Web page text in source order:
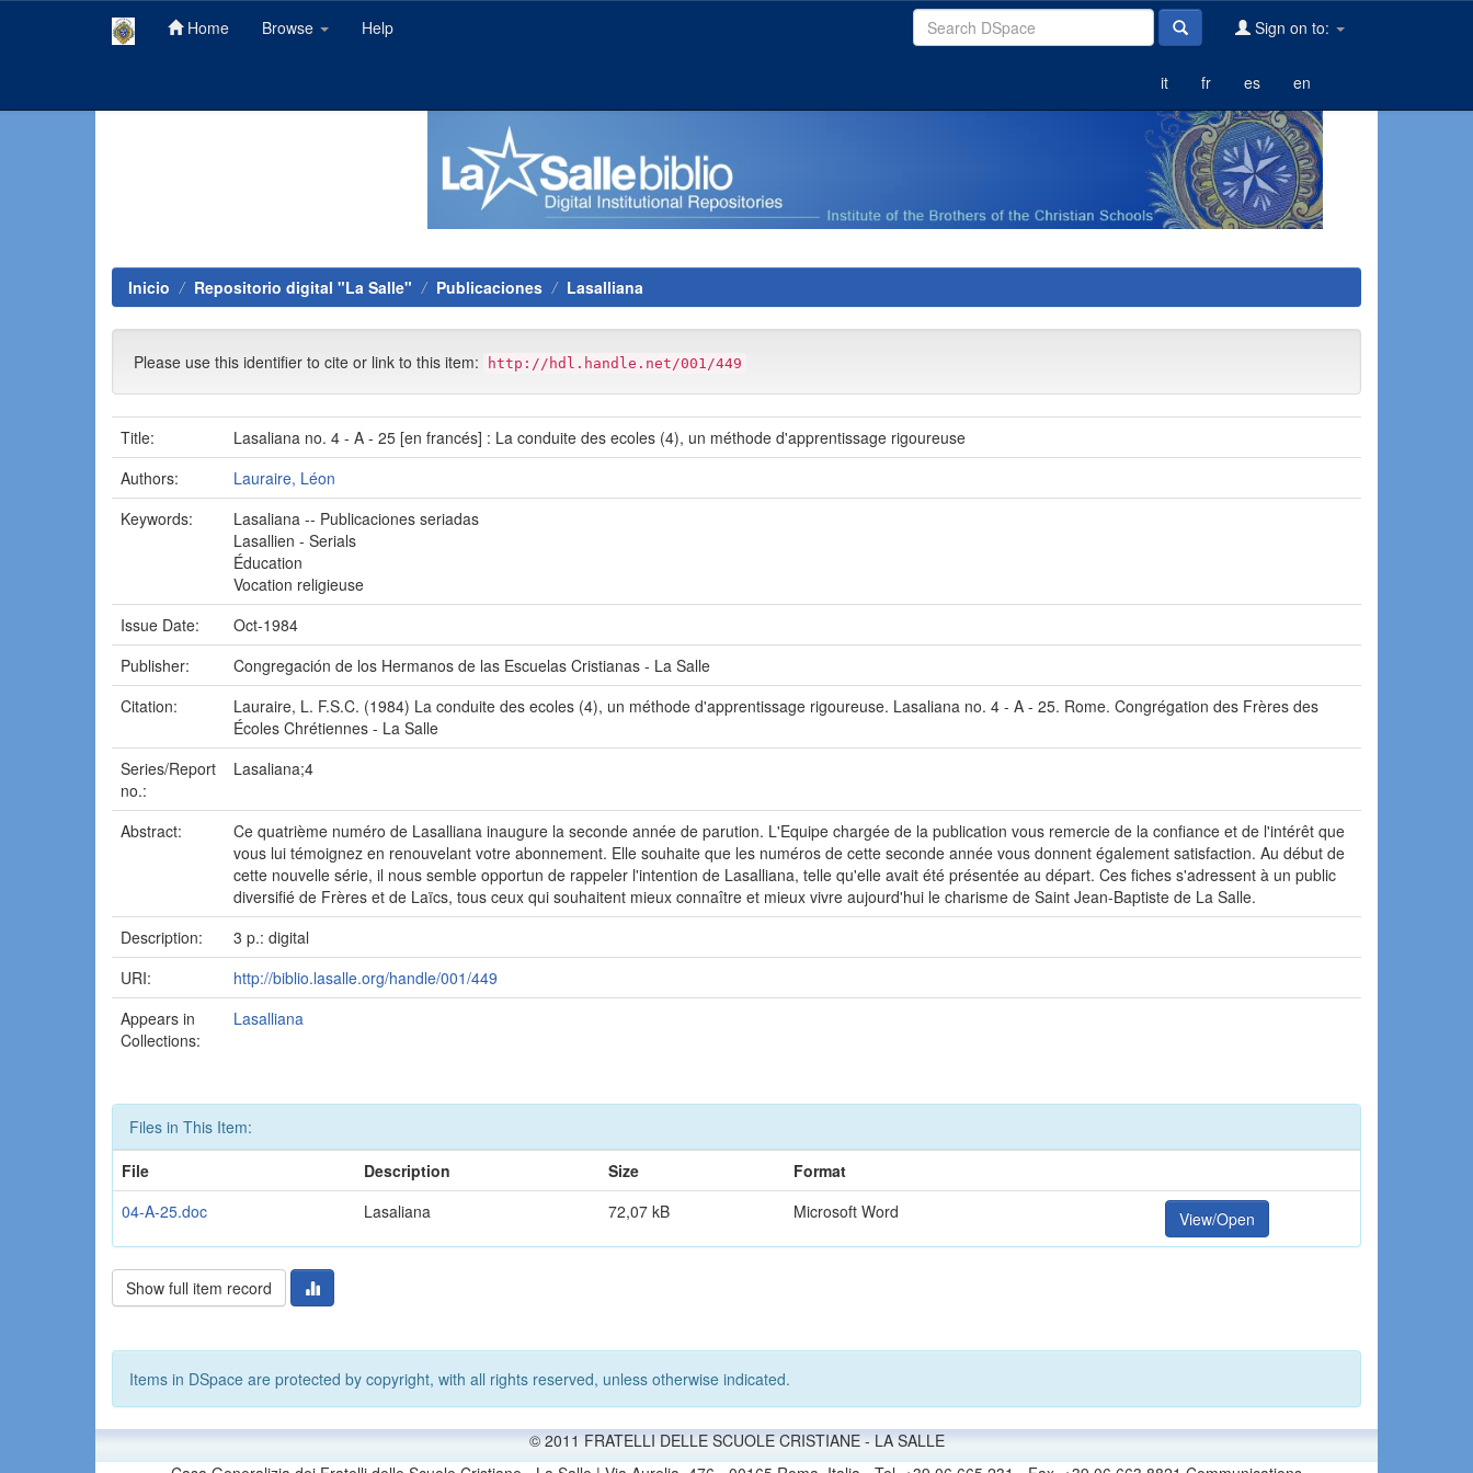
navigation
Home Browse Help Sign on to:
it fr es en
Inicio Repositorio digital "La Salle" Publicaciones Lasalliana
Please use this identifier to cite or link to this item: http://hdl.handle.net/001/449
Title:
Lasaliana no. 4 - A - 25 [en francés] : La conduite des ecoles (4), un méthode d'apprentissage rigoureuse
Authors:
Lauraire, Léon
Keywords:
Lasaliana -- Publicaciones seriadas
Lasallien - Serials
Éducation
Vocation religieuse
Issue Date:
Oct-1984
Publisher:
Congregación de los Hermanos de las Escuelas Cristianas - La Salle
Citation:
Lauraire, L. F.S.C. (1984) La conduite des ecoles (4), un méthode d'apprentissage rigoureuse. Lasaliana no. 4 - A - 25. Rome. Congrégation des Frères des
Écoles Chrétiennes - La Salle
Series/Report
no.:
Lasaliana;4
Abstract:
Ce quatrième numéro de Lasalliana inaugure la seconde année de parution. L'Equipe chargée de la publication vous remercie de la confiance et de l'intérêt que
vous lui témoignez en renouvelant votre abonnement. Elle souhaite que les numéros de cette seconde année vous donnent également satisfaction. Au début de
cette nouvelle série, il nous semble opportun de rappeler l'intention de Lasalliana, telle qu'elle avait été présentée au départ. Ces fiches s'adressent à un public
diversifié de Frères et de Laïcs, tous ceux qui souhaitent mieux connaître et mieux vivre aujourd'hui le charisme de Saint Jean-Baptiste de La Salle.
Description:
3 p.: digital
URI:
http://biblio.lasalle.org/handle/001/449
Appears in
Collections:
Lasalliana
Files in This Item:
File
Description Size
Format
04-A-25.doc
Lasaliana 72,07 kB Microsoft Word View/Open
Show full item record
Items in DSpace are protected by copyright, with all rights reserved, unless otherwise indicated.
© 2011 FRATELLI DELLE SCUOLE CRISTIANE - LA SALLE